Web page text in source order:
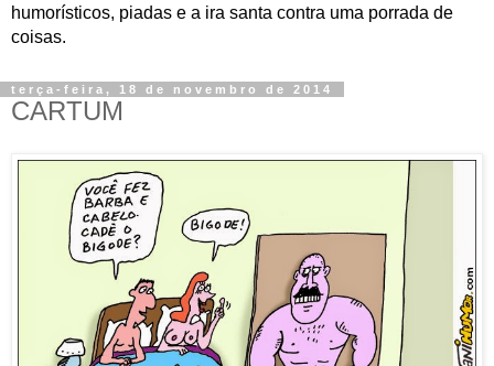
humorísticos, piadas e a ira santa contra uma porrada de
coisas.
terça-feira, 18 de novembro de 2014
CARTUM